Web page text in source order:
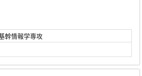
幹情報学専攻